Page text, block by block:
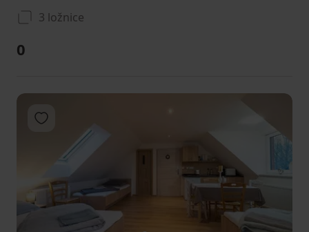
3 ložnice
0
Pridať do obľúbených